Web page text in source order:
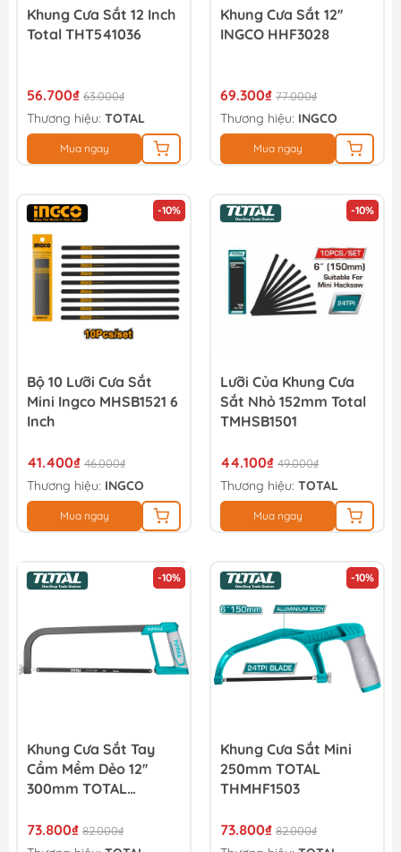
Khung Cưa Sắt 12 Inch
Total THT541036
56.700₫ 63.000₫
Thương hiệu: TOTAL
Mua ngay
Khung Cưa Sắt 12''
INGCO HHF3028
69.300₫ 77.000₫
Thương hiệu: INGCO
Mua ngay
-10%
Bộ 10 Lưỡi Cưa Sắt
Mini Ingco MHSB1521 6
Inch
41.400₫ 46.000₫
Thương hiệu: INGCO
Mua ngay
-10%
Lưỡi Của Khung Cưa
Sắt Nhỏ 152mm Total
TMHSB1501
44.100₫ 49.000₫
Thương hiệu: TOTAL
Mua ngay
-10%
Khung Cưa Sắt Tay
Cầm Mềm Dẻo 12''
300mm TOTAL
73.800₫ 82.000₫
-10%
Khung Cưa Sắt Mini
250mm TOTAL
THMHF1503
73.800₫ 82.000₫